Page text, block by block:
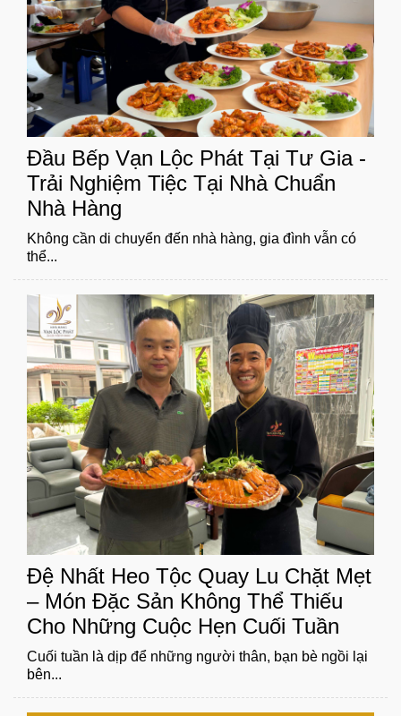
Đầu Bếp Vạn Lộc Phát Tại Tư Gia -
Trải Nghiệm Tiệc Tại Nhà Chuẩn
Nhà Hàng
Không cần di chuyển đến nhà hàng, gia đình vẫn có
thể...
Đệ Nhất Heo Tộc Quay Lu Chặt Mẹt
– Món Đặc Sản Không Thể Thiếu
Cho Những Cuộc Hẹn Cuối Tuần
Cuối tuần là dịp để những người thân, bạn bè ngồi lại
bên...